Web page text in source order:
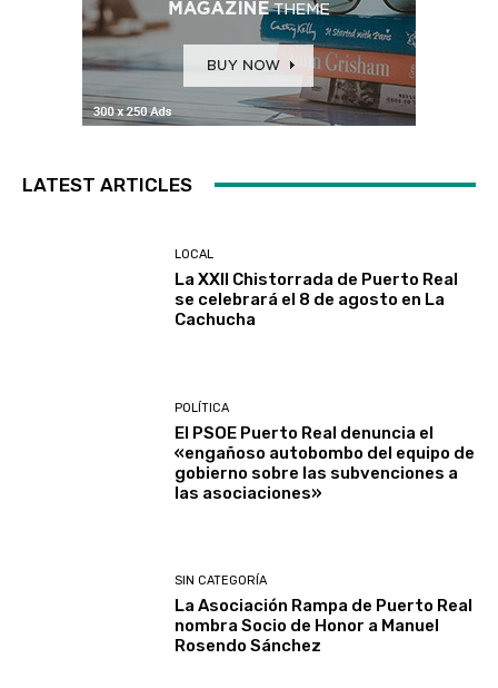
LATEST ARTICLES
LOCAL
La XXII Chistorrada de Puerto Real
se celebrará el 8 de agosto en La
Cachucha
POLÍTICA
El PSOE Puerto Real denuncia el
«engañoso autobombo del equipo de
gobierno sobre las subvenciones a
las asociaciones»
SIN CATEGORÍA
La Asociación Rampa de Puerto Real
nombra Socio de Honor a Manuel
Rosendo Sánchez